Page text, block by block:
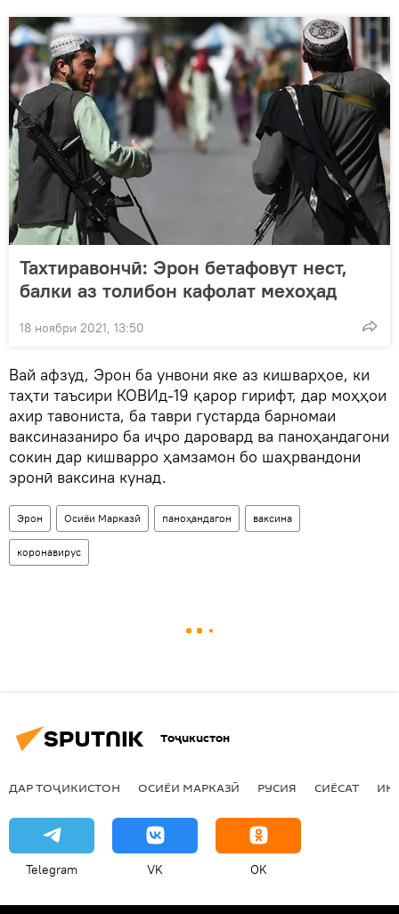
Тахтиравончӣ: Эрон бетафовут нест,
балки аз толибон кафолат мехоҳад
18 ноябри 2021, 13:50
Вай афзуд, Эрон ба унвони яке аз кишварҳое, ки
таҳти таъсири КОВИд-19 қарор гирифт, дар моҳҳои
ахир тавониста, ба таври густарда барномаи
ваксиназаниро ба иҷро даровард ва паноҳандагони
сокин дар кишварро ҳамзамон бо шаҳрвандони
эронӣ ваксина кунад.
Эрон Осиёи Марказӣ паноҳандагон ваксина
коронавирус
Тоҷикистон
ДАР ТОҶИКИСТОН ОСИЁИ МАРКАЗӢ РУСИЯ СИЁСАТ
Telegram VK OK